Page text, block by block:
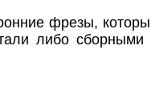
фрезы,
либо